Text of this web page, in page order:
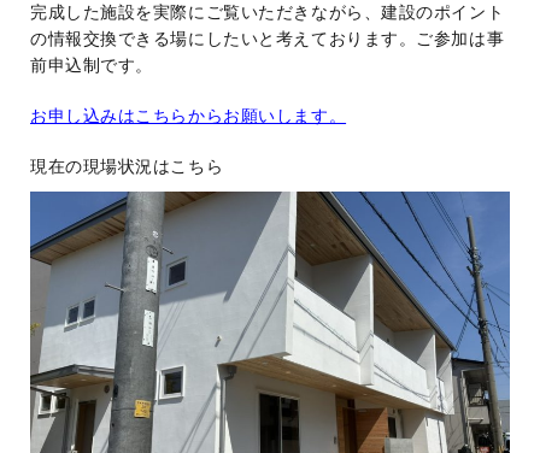
完成した施設を実際にご覧いただきながら、建設のポイント
の情報交換できる場にしたいと考えております。ご参加は事
前申込制です。
お申し込みはこちらからお願いします。
現在の現場状況はこちら